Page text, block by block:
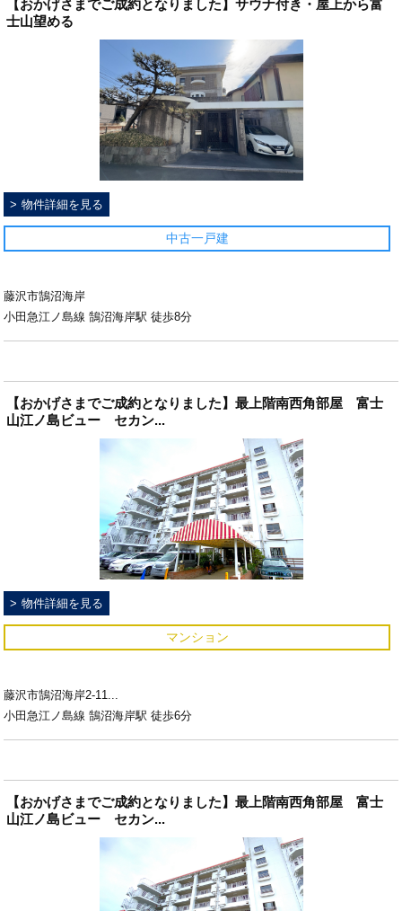
【おかげさまでご成約となりました】サウナ付き・屋上から富
士山望める
物件詳細を見る
中古一戸建
藤沢市鵠沼海岸
小田急江ノ島線 鵠沼海岸駅 徒歩8分
【おかげさまでご成約となりました】最上階南西角部屋 富士
山江ノ島ビュー セカン...
物件詳細を見る
マンション
藤沢市鵠沼海岸2-11...
小田急江ノ島線 鵠沼海岸駅 徒歩6分
【おかげさまでご成約となりました】最上階南西角部屋 富士
山江ノ島ビュー セカン...